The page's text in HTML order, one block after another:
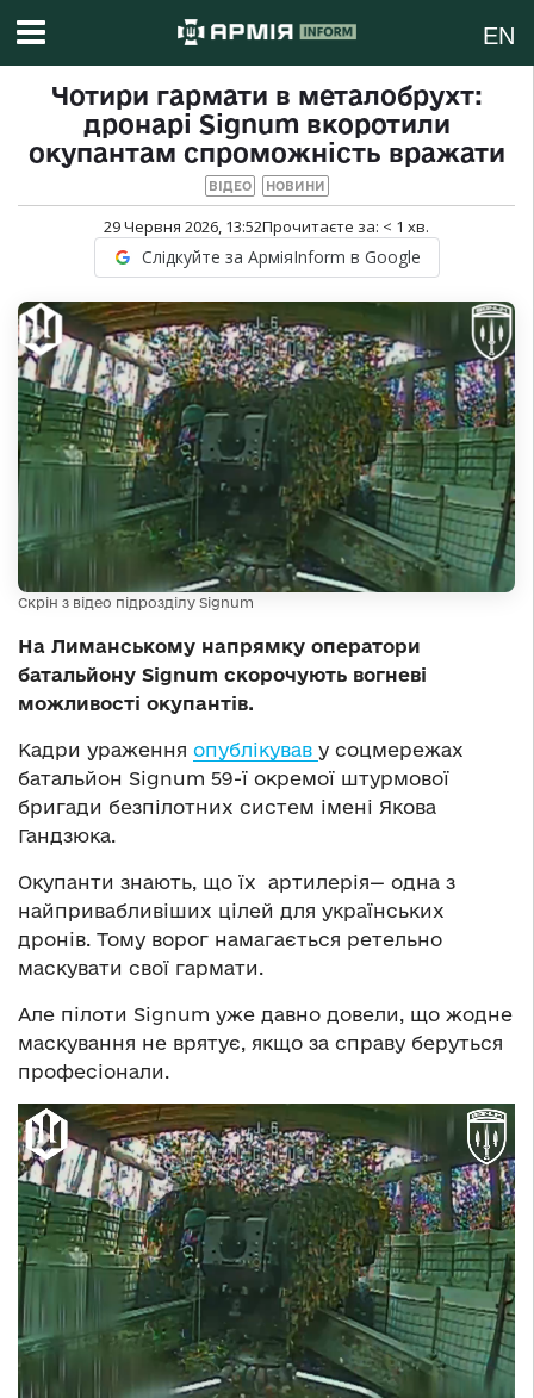
EN
Чотири гармати в металобрухт:
дронарі Signum вкоротили
окупантам спроможність вражати
ВІДЕО НОВИНИ
29 Червня 2026, 13:52Прочитаєте за: < 1 хв.
Слідкуйте за АрміяInform в Google
Скрін з відео підрозділу Signum
На Лиманському напрямку оператори
батальйону Signum скорочують вогневі
можливості окупантів.
Кадри ураження опублікував у соцмережах
батальйон Signum 59-ї окремої штурмової
бригади безпілотних систем імені Якова
Гандзюка.
Окупанти знають, що їх артилерія— одна з
найпривабливіших цілей для українських
дронів. Тому ворог намагається ретельно
маскувати свої гармати.
Але пілоти Signum уже давно довели, що жодне
маскування не врятує, якщо за справу беруться
професіонали.